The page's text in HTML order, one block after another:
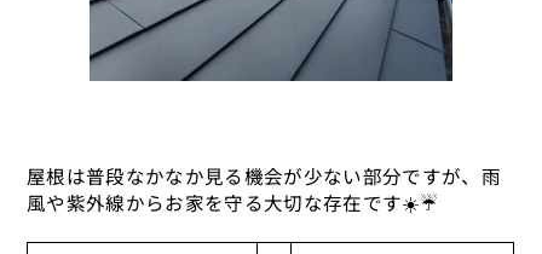
屋根は普段なかなか見る機会が少ない部分ですが、雨
風や紫外線からお家を守る大切な存在です☀️☔